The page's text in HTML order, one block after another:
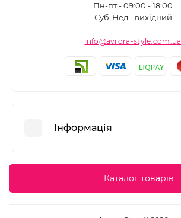
Пн-пт - 09:00 - 18:00
Суб-Нед - вихідний
info@avrora-style.com.ua
Інформація
Угода користувачаКаталог товарів